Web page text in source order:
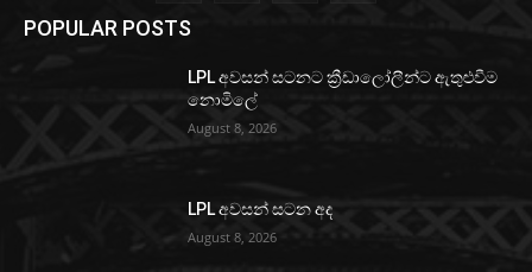
POPULAR POSTS
LPL අවසන් සටනට ක්‍රීඩාලෝලීන්ට ඇතුළුවීම
නොමිලේ
August 8, 2026
LPL අවසන් සටන අද
August 8, 2026